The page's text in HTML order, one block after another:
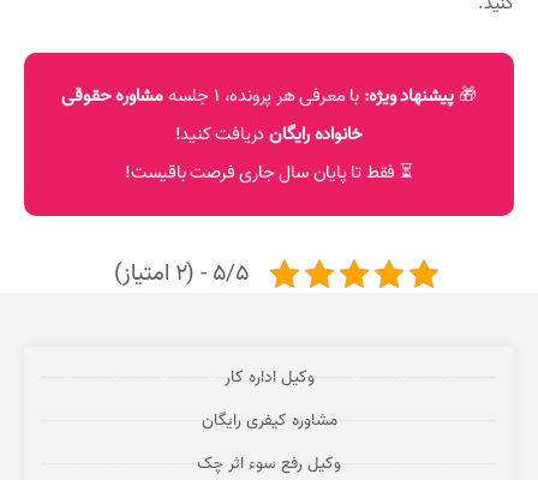
🎁پیشنهاد ویژه: با معرفی هر پرونده، ۱ جلسه
مشاوره حقوقی
خانواده رایگاندریافت کنید!
⏳ فقط تا پایان سال جاری فرصت باقیست!
5/5 - (2 امتیاز)
وکیل اداره کار
مشاوره کیفری رایگان
وکیل رفع سوء اثر چک